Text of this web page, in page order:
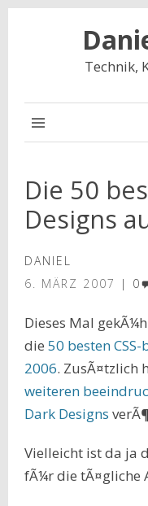
Technik,
Die 50
Designs
DANIEL
6. MÄRZ 2007
0
Dieses Mal
die 50 besten
2006. ZusÃ¤tzlich
weiteren
Dark Designs
Vielleicht ist da ja
fÃ¼r die tÃ¤gliche